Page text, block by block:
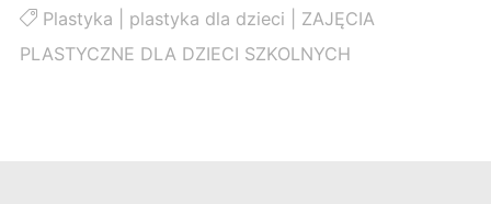
Plastyka plastyka dla dzieci
ZAJĘCIA
PLASTYCZNE DLA DZIECI SZKOLNYCH